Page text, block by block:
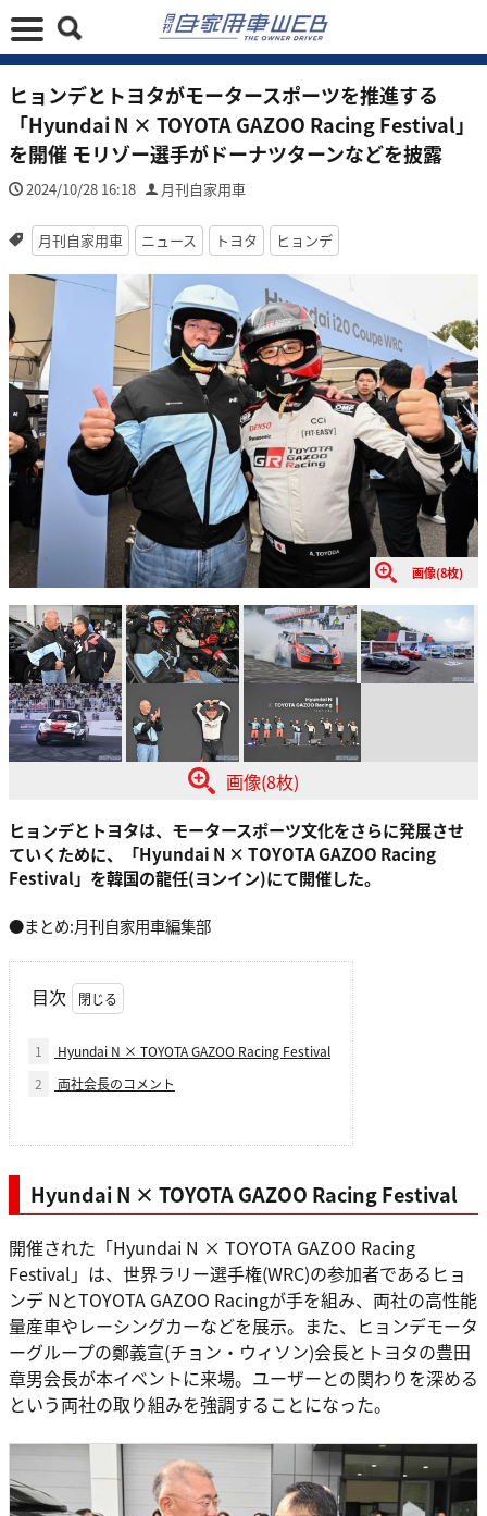
ヒョンデとトヨタがモータースポーツを推進する
「Hyundai N × TOYOTA GAZOO Racing Festival」
を開催 モリゾー選手がドーナツターンなどを披露
2024/10/28 16:18 月刊自家用車
月刊自家用車 ニュース トヨタ ヒョンデ
画像(8枚)
画像(8枚)
ヒョンデとトヨタは、モータースポーツ文化をさらに発展させ
ていくために、「Hyundai N × TOYOTA GAZOO Racing
Festival」を韓国の龍任(ヨンイン)にて開催した。
●まとめ:月刊自家用車編集部
目次
1
Hyundai N × TOYOTA GAZOO Racing Festival
2
両社会長のコメント
Hyundai N × TOYOTA GAZOO Racing Festival
開催された「Hyundai N × TOYOTA GAZOO Racing
Festival」は、世界ラリー選手権(WRC)の参加者であるヒョ
ンデ NとTOYOTA GAZOO Racingが手を組み、両社の高性能
量産車やレーシングカーなどを展示。また、ヒョンデモータ
ーグループの鄭義宣(チョン・ウィソン)会長とトヨタの豊田
章男会長が本イベントに来場。ユーザーとの関わりを深める
という両社の取り組みを強調することになった。